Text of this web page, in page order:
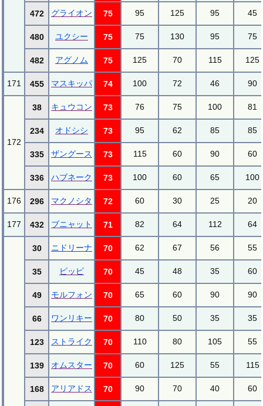
472 グライオン 75 95 125 95 45
480 ユクシー 75 75 130 95 75
482 アグノム 75 125 70 115 125
171 455 マスキッパ 74 100 72 46 90
172
38 キュウコン 73 76 75 100 81
234 オドシシ 73 95 62 85 85
335 ザングース 73 115 60 90 60
336 ハブネーク 73 100 60 65 100
176 296 マクノシタ 72 60 30 25 20
177 432 ブニャット 71 82 64 112 64
30 ニドリーナ 70 62 67 56 55
35 ピッピ 70 45 48 35 60
49 モルフォン 70 65 60 90 90
66 ワンリキー 70 80 50 35 35
123 ストライク 70 110 80 105 55
139 オムスター 70 60 125 55 115
168 アリアドス 70 90 70 40 60